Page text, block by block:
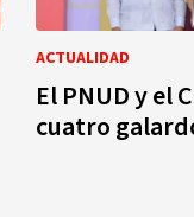
ACTUALIDAD
El PNUD y el
cuatro